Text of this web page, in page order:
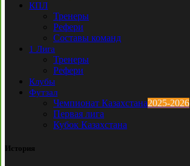
КПЛ
Тренеры
Рефери
Составы команд
1 Лига
Тренеры
Рефери
Клубы
Футзал
Чемпионат Казахстана2025-2026
Первая лига
Кубок Казахстана
История